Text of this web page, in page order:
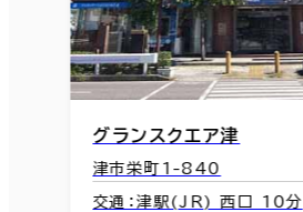
グランスクエア津
津市栄町1-840
交通：津駅(JR) 西口 10分